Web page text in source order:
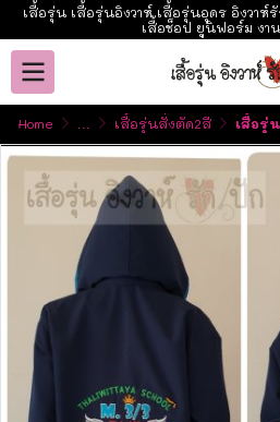
เสื้อรุ่น เสื้อรุ่นอิงวาห์ เสื้อรุ่นอุดร อิงวา
เสื้อช็อป ยูนิฟอร์ม งา
Home เสื้อรุ่นสั่งตัด2สี เสื้อรุ่น